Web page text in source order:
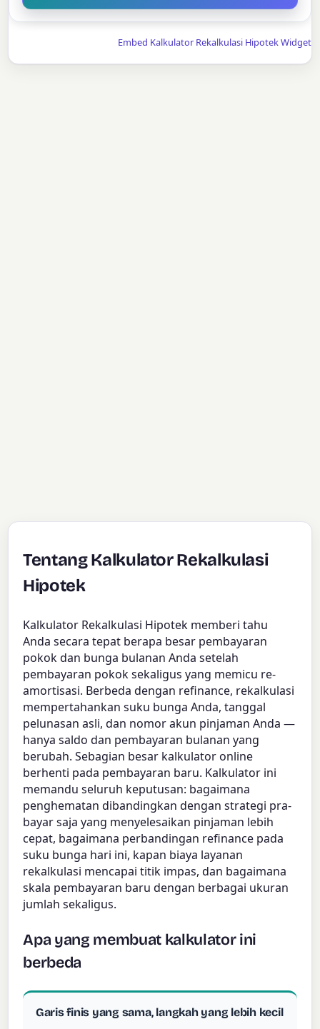
Embed Kalkulator Rekalkulasi Hipotek Widget
Tentang Kalkulator Rekalkulasi
Hipotek
Kalkulator Rekalkulasi Hipotek memberi tahu
Anda secara tepat berapa besar pembayaran
pokok dan bunga bulanan Anda setelah
pembayaran pokok sekaligus yang memicu re-
amortisasi. Berbeda dengan refinance, rekalkulasi
mempertahankan suku bunga Anda, tanggal
pelunasan asli, dan nomor akun pinjaman Anda —
hanya saldo dan pembayaran bulanan yang
berubah. Sebagian besar kalkulator online
berhenti pada pembayaran baru. Kalkulator ini
memandu seluruh keputusan: bagaimana
penghematan dibandingkan dengan strategi pra-
bayar saja yang menyelesaikan pinjaman lebih
cepat, bagaimana perbandingan refinance pada
suku bunga hari ini, kapan biaya layanan
rekalkulasi mencapai titik impas, dan bagaimana
skala pembayaran baru dengan berbagai ukuran
jumlah sekaligus.
Apa yang membuat kalkulator ini
berbeda
Garis finis yang sama, langkah yang lebih kecil